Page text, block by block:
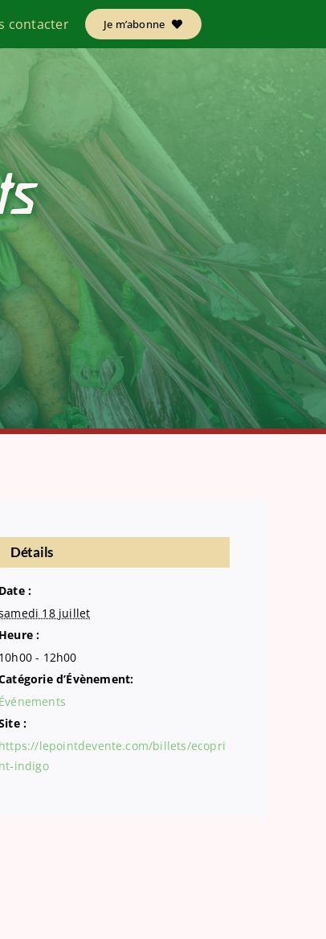
contacter Je m’abonne
Détails
Date :
18 juillet
Heure :
10h00 - 12h00
d’Évènement:
Événements
:
https://lepointdevente.com/billets/ecopri
nt-indigo